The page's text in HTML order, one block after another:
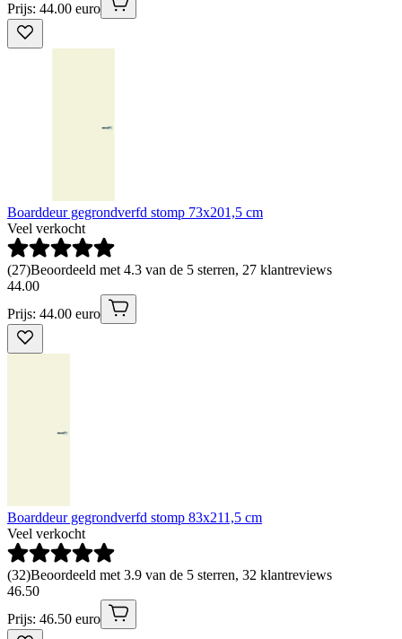
Prijs: 44.00 euro
Boarddeur gegrondverfd stomp 73x201,5 cm
Veel verkocht
(27)Beoordeeld met 4.3 van de 5 sterren, 27 klantreviews
44.00
Prijs: 44.00 euro
Boarddeur gegrondverfd stomp 83x211,5 cm
Veel verkocht
(32)Beoordeeld met 3.9 van de 5 sterren, 32 klantreviews
46.50
Prijs: 46.50 euro